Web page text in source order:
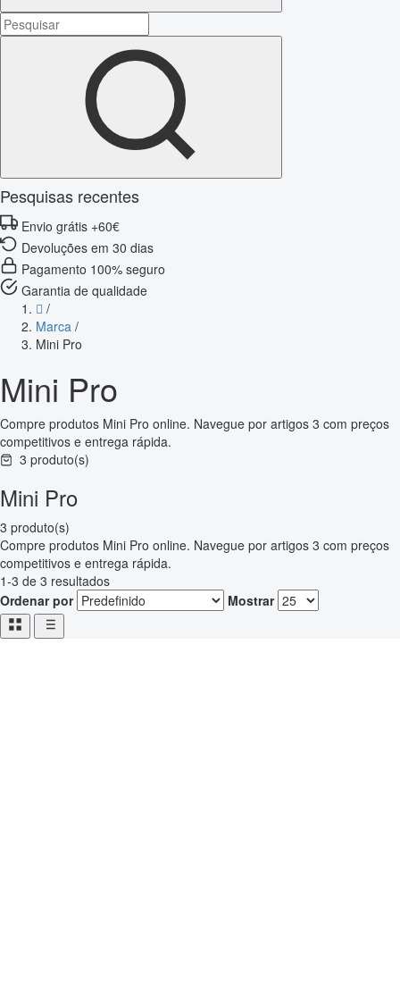
Pesquisas recentes
Envio grátis +60€
Devoluções em 30 dias
Pagamento 100% seguro
Garantia de qualidade
/
Marca /
Mini Pro
Mini Pro
Compre produtos Mini Pro online. Navegue por artigos 3 com preços
competitivos e entrega rápida.
3 produto(s)
Mini Pro
3 produto(s)
Compre produtos Mini Pro online. Navegue por artigos 3 com preços
competitivos e entrega rápida.
1-3 de 3 resultados
Ordenar por
Mostrar